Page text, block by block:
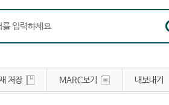
인기도서
정보서비스
유관사이트
공지사항
대출/
자
나의
나의
저장 MARC보기 내보내기